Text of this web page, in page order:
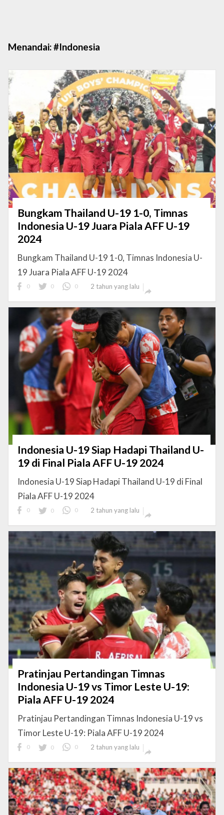
Menandai:#Indonesia
Bungkam Thailand U-19 1-0, Timnas
Indonesia U-19 Juara Piala AFF U-19
2024
Bungkam Thailand U-19 1-0, Timnas Indonesia U-
19 Juara Piala AFF U-19 2024
0 0 0 2 tahun yang lalu

Indonesia U-19 Siap Hadapi Thailand U-
19 di Final Piala AFF U-19 2024
Indonesia U-19 Siap Hadapi Thailand U-19 di Final
Piala AFF U-19 2024
0 0 0 2 tahun yang lalu

Pratinjau Pertandingan Timnas
Indonesia U-19 vs Timor Leste U-19:
Piala AFF U-19 2024
Pratinjau Pertandingan Timnas Indonesia U-19 vs
Timor Leste U-19: Piala AFF U-19 2024
0 0 0 2 tahun yang lalu
